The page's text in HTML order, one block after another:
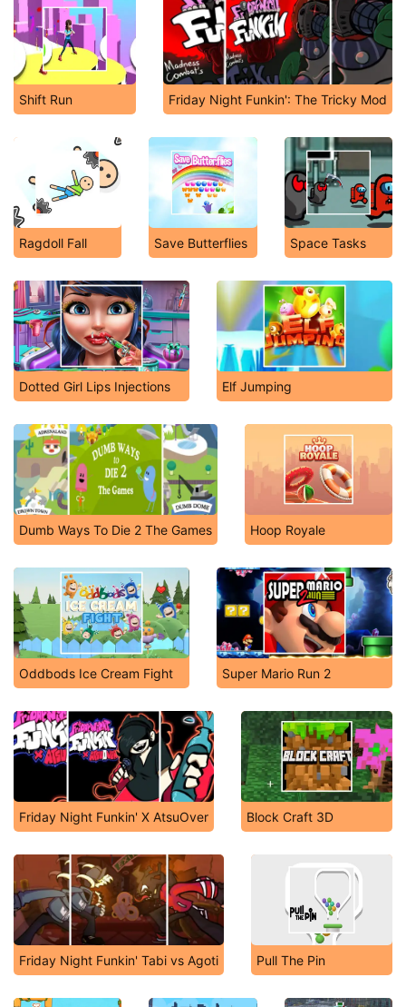
Shift Run Friday Night Funkin': The Tricky Mod
Ragdoll Fall Save Butterflies Space Tasks
Dotted Girl Lips Injections Elf Jumping
Dumb Ways To Die 2 The Games Hoop Royale
Oddbods Ice Cream Fight Super Mario Run 2
Friday Night Funkin' X AtsuOver Block Craft 3D
Friday Night Funkin' Tabi vs Agoti Pull The Pin